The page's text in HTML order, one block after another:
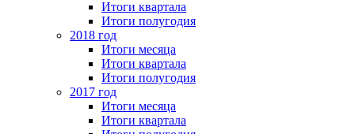
Итоги квартала
Итоги полугодия
2018 год
Итоги месяца
Итоги квартала
Итоги полугодия
2017 год
Итоги месяца
Итоги квартала